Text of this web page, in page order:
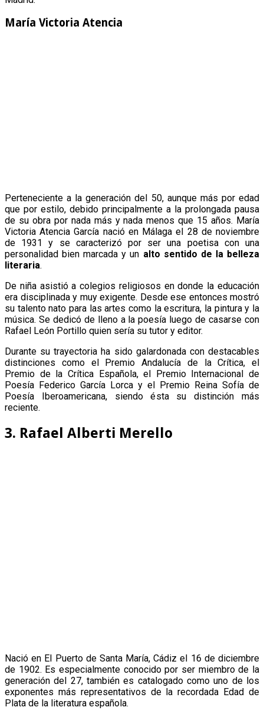
María Victoria Atencia
Perteneciente a la generación del 50, aunque más por edad
que por estilo, debido principalmente a la prolongada pausa
de su obra por nada más y nada menos que 15 años. María
Victoria Atencia García nació en Málaga el 28 de noviembre
de 1931 y se caracterizó por ser una poetisa con una
personalidad bien marcada y un alto sentido de la belleza
literaria.
De niña asistió a colegios religiosos en donde la educación
era disciplinada y muy exigente. Desde ese entonces mostró
su talento nato para las artes como la escritura, la pintura y la
música. Se dedicó de lleno a la poesía luego de casarse con
Rafael León Portillo quien sería su tutor y editor.
Durante su trayectoria ha sido galardonada con destacables
distinciones como el Premio Andalucía de la Crítica, el
Premio de la Crítica Española, el Premio Internacional de
Poesía Federico García Lorca y el Premio Reina Sofía de
Poesía Iberoamericana, siendo ésta su distinción más
reciente.
3. Rafael Alberti Merello
Nació en El Puerto de Santa María, Cádiz el 16 de diciembre
de 1902. Es especialmente conocido por ser miembro de la
generación del 27, también es catalogado como uno de los
exponentes más representativos de la recordada Edad de
Plata de la literatura española.